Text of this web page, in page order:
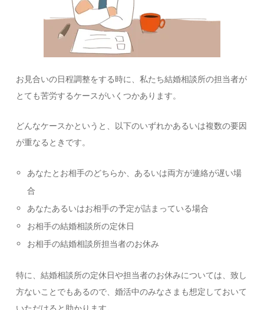
お見合いの日程調整をする時に、私たち結婚相談所の担当者が
とても苦労するケースがいくつかあります。
どんなケースかというと、以下のいずれかあるいは複数の要因
が重なるときです。
あなたとお相手のどちらか、あるいは両方が連絡が遅い場
合
あなたあるいはお相手の予定が詰まっている場合
お相手の結婚相談所の定休日
お相手の結婚相談所担当者のお休み
特に、結婚相談所の定休日や担当者のお休みについては、致し
方ないことでもあるので、婚活中のみなさまも想定しておいて
いただけると助かります。